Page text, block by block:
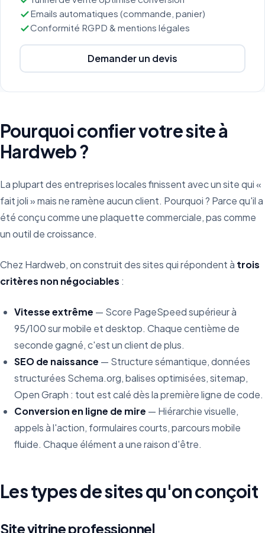
Emails automatiques (commande, panier)
Conformité RGPD & mentions légales
Demander un devis
Pourquoi confier votre site à
Hardweb ?
La plupart des entreprises locales finissent avec un site qui «
fait joli » mais ne ramène aucun client. Pourquoi ? Parce qu'il a
été conçu comme une plaquette commerciale, pas comme
un outil de croissance.
Chez Hardweb, on construit des sites qui répondent à trois
critères non négociables :
Vitesse extrême — Score PageSpeed supérieur à
95/100 sur mobile et desktop. Chaque centième de
seconde gagné, c'est un client de plus.
SEO de naissance — Structure sémantique, données
structurées Schema.org, balises optimisées, sitemap,
Open Graph : tout est calé dès la première ligne de code.
Conversion en ligne de mire — Hiérarchie visuelle,
appels à l'action, formulaires courts, parcours mobile
fluide. Chaque élément a une raison d'être.
Les types de sites qu'on conçoit
Site vitrine professionnel